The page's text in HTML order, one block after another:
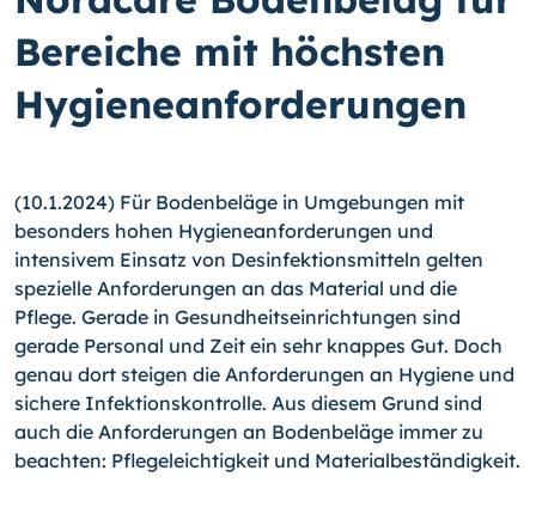
Bereiche mit höchsten
Hygieneanforderungen
(10.1.2024) Für Bodenbeläge in Umgebungen mit
besonders hohen Hygieneanforderungen und
intensivem Einsatz von Desinfektionsmitteln gelten
spezielle Anforderungen an das Material und die
Pflege. Gerade in Gesundheitseinrichtungen sind
gerade Personal und Zeit ein sehr knappes Gut. Doch
genau dort steigen die Anforderungen an Hygiene und
sichere Infektionskontrolle. Aus diesem Grund sind
auch die Anforderungen an Bodenbeläge immer zu
beachten: Pflegeleichtigkeit und Materialbeständigkeit.